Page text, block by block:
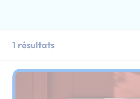
1 résultats